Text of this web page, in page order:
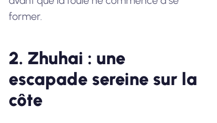
former.
2. Zhuhai : une
escapade sereine sur la
côte